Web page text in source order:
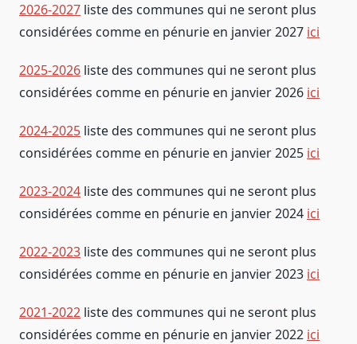
2026-2027 liste des communes qui ne seront plus
considérées comme en pénurie en janvier 2027 ici
2025-2026 liste des communes qui ne seront plus
considérées comme en pénurie en janvier 2026 ici
2024-2025 liste des communes qui ne seront plus
considérées comme en pénurie en janvier 2025 ici
2023-2024 liste des communes qui ne seront plus
considérées comme en pénurie en janvier 2024 ici
2022-2023 liste des communes qui ne seront plus
considérées comme en pénurie en janvier 2023 ici
2021-2022 liste des communes qui ne seront plus
considérées comme en pénurie en janvier 2022 ici